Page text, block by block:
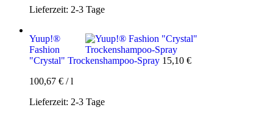
Lieferzeit: 2-3 Tage
Yuup!®
Fashion
"Crystal" Trockenshampoo-Spray 15,10 €
100,67 € /l
Lieferzeit: 2-3 Tage